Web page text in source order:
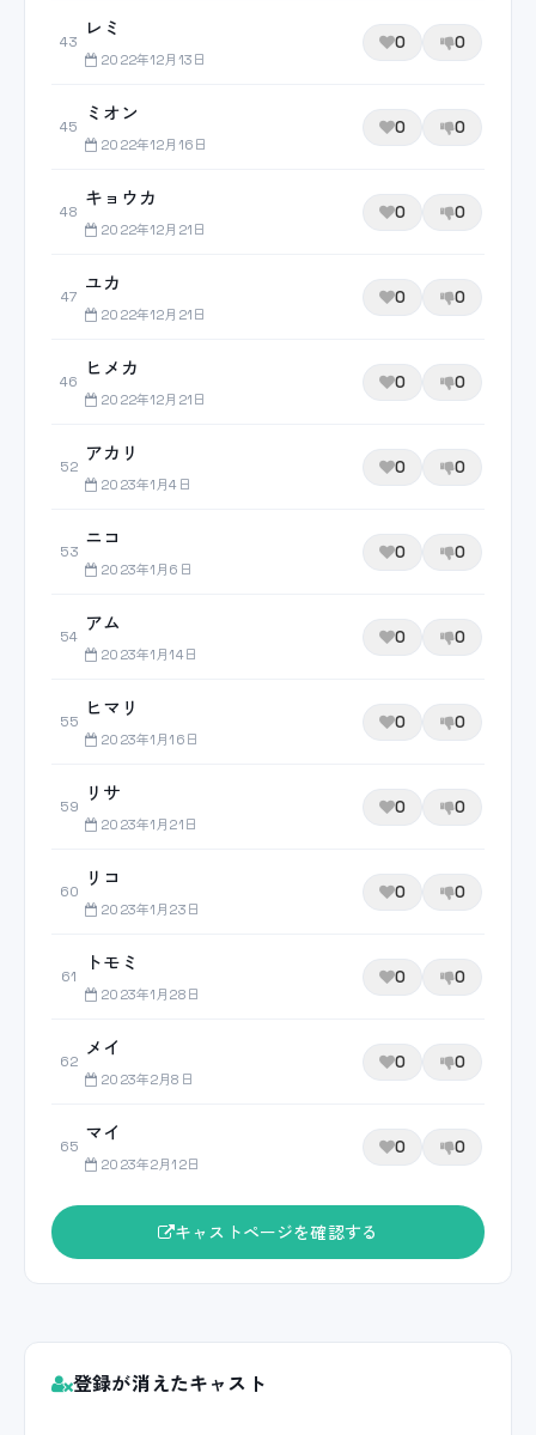
43
レミ
2022年12月13日
0 0
45
ミオン
2022年12月16日
0 0
48
キョウカ
2022年12月21日
0 0
47
ユカ
2022年12月21日
0 0
46
ヒメカ
2022年12月21日
0 0
52
アカリ
2023年1月4日
0 0
53
ニコ
2023年1月6日
0 0
54
アム
2023年1月14日
0 0
55
ヒマリ
2023年1月16日
0 0
59
リサ
2023年1月21日
0 0
60
リコ
2023年1月23日
0 0
61
トモミ
2023年1月28日
0 0
62
メイ
2023年2月8日
0 0
65
マイ
2023年2月12日
0 0
キャストページを確認する
登録が消えたキャスト